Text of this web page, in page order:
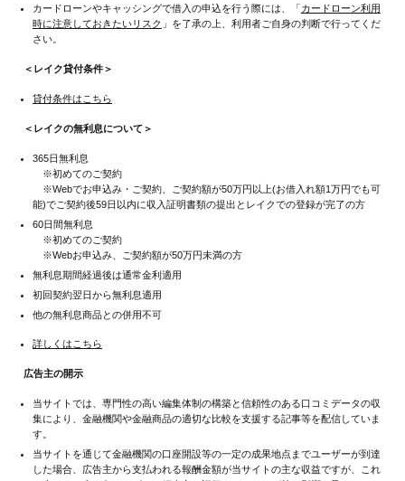
カードローンやキャッシングで借入の申込を行う際には、「 カードローン利用
時に注意しておきたいリスク 」を了承の上、利用者ご自身の判断で行ってくだ
さい。
＜レイク貸付条件＞
貸付条件はこちら
＜レイクの無利息について＞
365日無利息
※初めてのご契約
※Webでお申込み・ご契約、ご契約額が50万円以上(お借入れ額1万円でも可
能)でご契約後59日以内に収入証明書類の提出とレイクでの登録が完了の方
60日間無利息
※初めてのご契約
※Webお申込み、ご契約額が50万円未満の方
無利息期間経過後は通常金利適用
初回契約翌日から無利息適用
他の無利息商品との併用不可
詳しくはこちら
広告主の開示
当サイトでは、専門性の高い編集体制の構築と信頼性のある口コミデータの収
集により、金融機関や金融商品の適切な比較を支援する記事等を配信していま
す。
当サイトを通じて金融機関の口座開設等の一定の成果地点までユーザーが到達
した場合、広告主から支払われる報酬金額が当サイトの主な収益ですが、これ